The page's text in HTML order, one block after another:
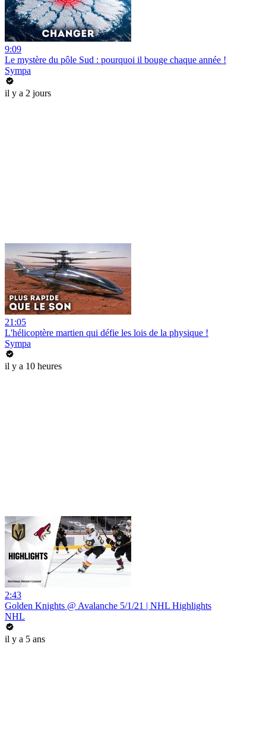
9:09
Le mystère du pôle Sud : pourquoi il bouge chaque année !
Sympa
il y a 2 jours
21:05
L'hélicoptère martien qui défie les lois de la physique !
Sympa
il y a 10 heures
2:43
Golden Knights @ Avalanche 5/1/21 | NHL Highlights
NHL
il y a 5 ans